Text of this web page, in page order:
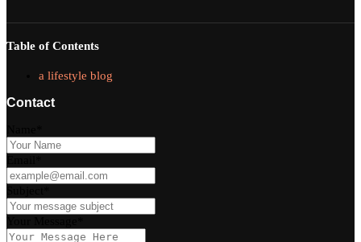
Table of Contents
a lifestyle blog
Contact